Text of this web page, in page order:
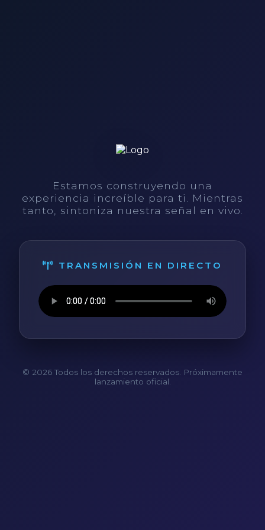
Estamos construyendo una
experiencia increíble para ti. Mientras
tanto, sintoniza nuestra señal en vivo.
TRANSMISIÓN EN DIRECTO
© 2026 Todos los derechos reservados. Próximamente
lanzamiento oficial.